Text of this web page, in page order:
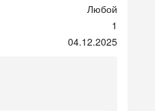
Любой
1
04.12.2025